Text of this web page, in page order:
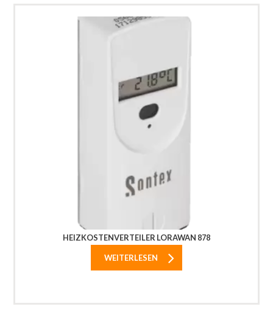
HEIZKOSTENVERTEILER LORAWAN 878
WEITERLESEN